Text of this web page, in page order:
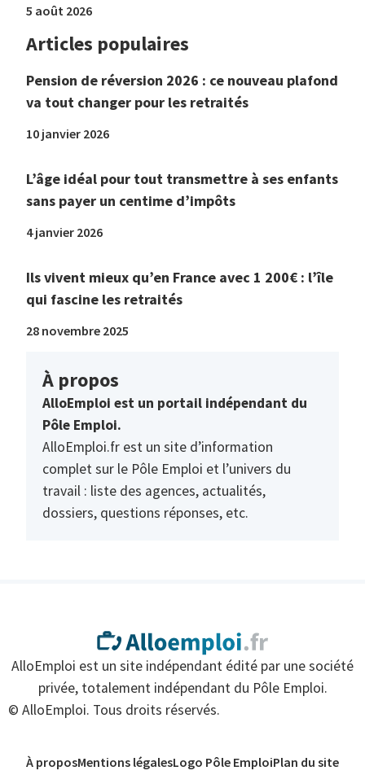
5 août 2026
Articles populaires
Pension de réversion 2026 : ce nouveau plafond
va tout changer pour les retraités
10 janvier 2026
L’âge idéal pour tout transmettre à ses enfants
sans payer un centime d’impôts
4 janvier 2026
Ils vivent mieux qu’en France avec 1 200€ : l’île
qui fascine les retraités
28 novembre 2025
À propos
AlloEmploi est un portail indépendant du
Pôle Emploi.
AlloEmploi.fr est un site d’information
complet sur le Pôle Emploi et l’univers du
travail : liste des agences, actualités,
dossiers, questions réponses, etc.
AlloEmploi est un site indépendant édité par une société
privée, totalement indépendant du Pôle Emploi.
© AlloEmploi. Tous droits réservés.
À proposMentions légalesLogo Pôle EmploiPlan du site